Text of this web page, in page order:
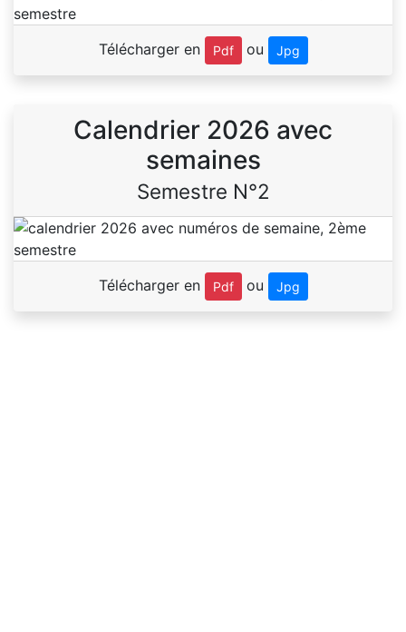
Télécharger en Pdf ou Jpg
Calendrier 2026 avec
semaines
Semestre N°2
Télécharger en Pdf ou Jpg